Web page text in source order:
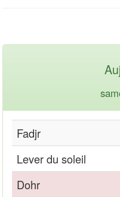
Fadjr
Lever du soleil
Dohr